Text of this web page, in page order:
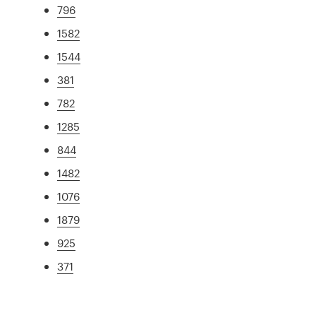
796
1582
1544
381
782
1285
844
1482
1076
1879
925
371